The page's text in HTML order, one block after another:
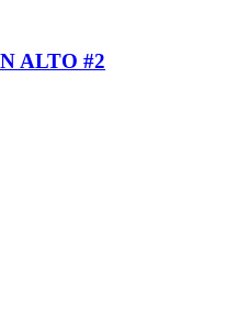
ALTO #2